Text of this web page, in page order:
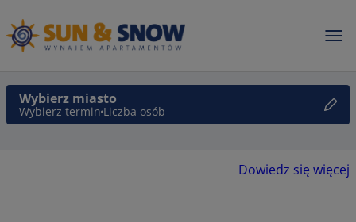
Wybierz miasto
Wybierz termin Liczba osób
Dowiedz się więcej